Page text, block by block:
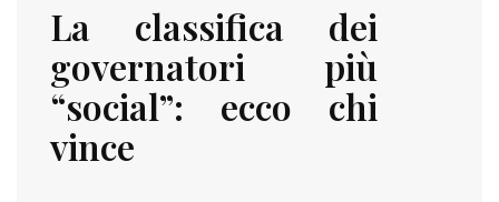
La classifica dei
governatori più
“social”: ecco chi
vince